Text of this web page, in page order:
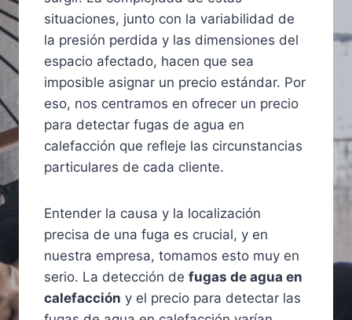
situaciones, junto con la variabilidad de
la presión perdida y las dimensiones del
espacio afectado, hacen que sea
imposible asignar un precio estándar. Por
eso, nos centramos en ofrecer un precio
para detectar fugas de agua en
calefacción que refleje las circunstancias
particulares de cada cliente.
Entender la causa y la localización
precisa de una fuga es crucial, y en
nuestra empresa, tomamos esto muy en
serio. La detección de fugas de agua en
calefacción y el precio para detectar las